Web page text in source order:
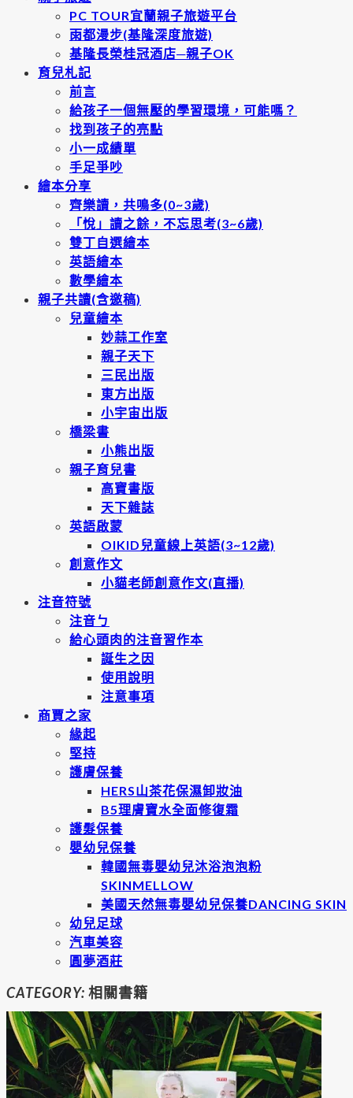
PC TOUR宜蘭親子旅遊平台
雨都漫步(基隆深度旅遊)
基隆長榮桂冠酒店─親子OK
育兒札記
前言
給孩子一個無壓的學習環境，可能嗎？
找到孩子的亮點
小一成績單
手足爭吵
繪本分享
齊樂讀，共鳴多(0~3歲)
「悅」讀之餘，不忘思考(3~6歲)
雙丁自選繪本
英語繪本
數學繪本
親子共讀(含邀稿)
兒童繪本
妙蒜工作室
親子天下
三民出版
東方出版
小宇宙出版
橋梁書
小熊出版
親子育兒書
高寶書版
天下雜誌
英語啟蒙
OIKID兒童線上英語(3~12歲)
創意作文
小貓老師創意作文(直播)
注音符號
注音ㄅ
給心頭肉的注音習作本
誕生之因
使用說明
注意事項
商賈之家
緣起
堅持
護膚保養
HERS山茶花保濕卸妝油
B5理膚寶水全面修復霜
護髮保養
嬰幼兒保養
韓國無毒嬰幼兒沐浴泡泡粉
SKINMELLOW
美國天然無毒嬰幼兒保養DANCING SKIN
幼兒足球
汽車美容
圓夢酒莊
CATEGORY: 相關書籍